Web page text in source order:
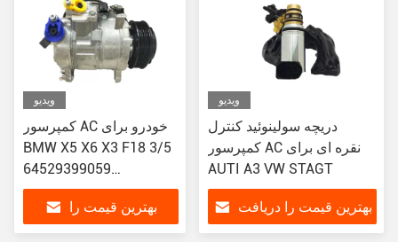
ویدیو
کمپرسور AC خودرو برای
BMW X5 X6 X3 F18 3/5
64529399059
64529249223
Z0014998 DCP05096
بهترین قیمت را
ویدیو
دریچه سولینوئید کنترل
کمپرسور AC نقره ای برای
AUTI A3 VW STAGT
بهترین قیمت را دریافت